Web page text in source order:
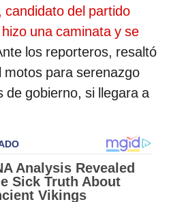
candidato del partido
una caminata y se
los reporteros, resaltó
para serenazgo
de gobierno, si llegara a